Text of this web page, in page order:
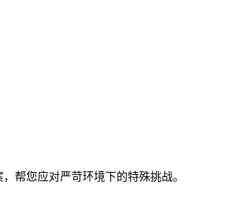
帮您应对严苛环境下的特殊挑战。